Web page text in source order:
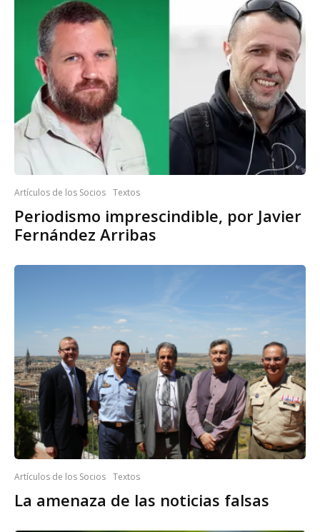
Artículos de los Socios Textos
Periodismo imprescindible, por Javier
Fernández Arribas
Artículos de los Socios Textos
La amenaza de las noticias falsas